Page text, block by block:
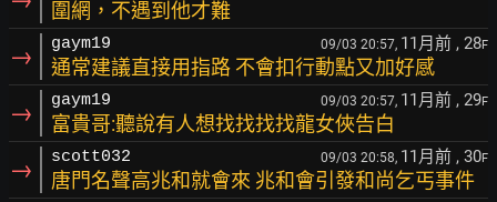
圍網，不遇到他才難
→ gaym19 09/03 20:57, 11月前 , 28F
通常建議直接用指路 不會扣行動點又加好感
→ gaym19 09/03 20:57, 11月前 , 29F
富貴哥:聽說有人想找找找找龍女俠告白
→ scott032 09/03 20:58, 11月前 , 30F
唐門名聲高兆和就會來 兆和會引發和尚乞丐事件